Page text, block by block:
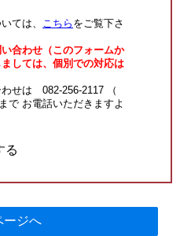
ては、 こちら をご覧下さ
合わせ（このフォームか
しては、個別での対応は
せは 082-256-2117 （
で お電話いただきますよ
る
ージへ